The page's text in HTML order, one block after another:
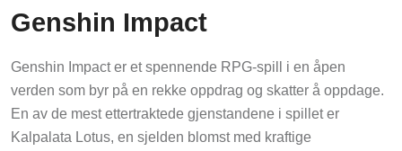
Genshin Impact
Genshin Impact er et spennende RPG-spill i en åpen
verden som byr på en rekke oppdrag og skatter å oppdage.
En av de mest ettertraktede gjenstandene i spillet er
Kalpalata Lotus, en sjelden blomst med kraftige